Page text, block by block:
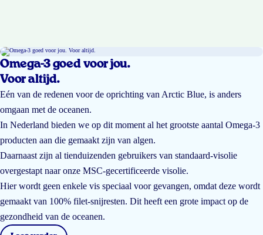
Omega-3 goed voor jou.
Voor altijd.
Eén van de redenen voor de oprichting van Arctic Blue, is anders
omgaan met de oceanen.
In Nederland bieden we op dit moment al het grootste aantal Omega-3
producten aan die gemaakt zijn van algen.
Daarnaast zijn al tienduizenden gebruikers van standaard-visolie
overgestapt naar onze MSC-gecertificeerde visolie.
Hier wordt geen enkele vis speciaal voor gevangen, omdat deze wordt
gemaakt van 100% filet-snijresten. Dit heeft een grote impact op de
gezondheid van de oceanen.